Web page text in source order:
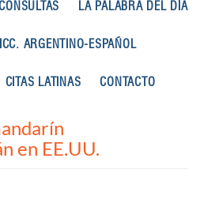
LA PALABRA DEL DÍA
ARGENTINO-ESPAÑOL
CITAS LATINAS CONTACTO
en EE.UU.